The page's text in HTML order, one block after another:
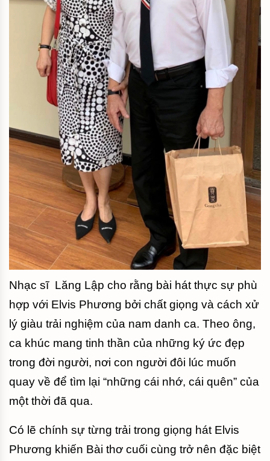
Nhạc sĩ Lăng Lập cho rằng bài hát thực sự phù
hợp với Elvis Phương bởi chất giọng và cách xử
lý giàu trải nghiệm của nam danh ca. Theo ông,
ca khúc mang tinh thần của những ký ức đẹp
trong đời người, nơi con người đôi lúc muốn
quay về để tìm lại “những cái nhớ, cái quên” của
một thời đã qua.
Có lẽ chính sự từng trải trong giọng hát Elvis
Phương khiến Bài thơ cuối cùng trở nên đặc biệt